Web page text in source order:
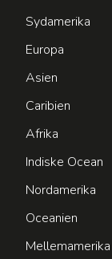
Sydamerika
Europa
Asien
Caribien
Afrika
Indiske Ocean
Nordamerika
Oceanien
Mellemamerika